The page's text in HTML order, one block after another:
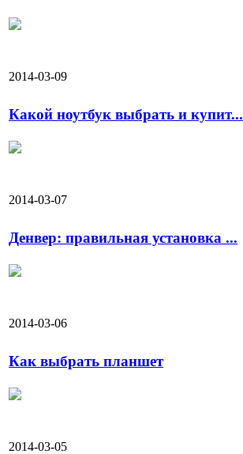
2014-03-09
Какой ноутбук выбрать и купит...
2014-03-07
Денвер: правильная установка ...
2014-03-06
Как выбрать планшет
2014-03-05